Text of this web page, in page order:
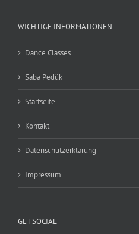
WICHTIGE INFORMATIONEN
Dance Classes
Saba Pedük
Startseite
Kontakt
Datenschutzerklärung
Impressum
GET SOCIAL